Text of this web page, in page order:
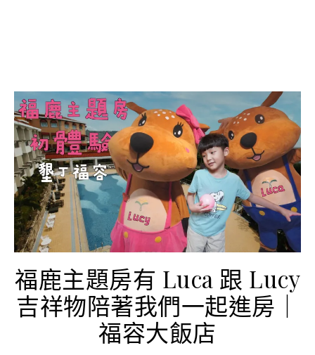
福鹿主題房有 Luca 跟 Lucy
吉祥物陪著我們一起進房｜
福容大飯店